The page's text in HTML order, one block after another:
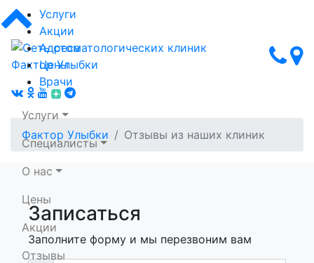
Сеть стоматологических клиник Фактор Улыбки
Услуги
Акции
Адреса
Цены
Врачи
Услуги
Специалисты
О нас
Цены
Акции
Отзывы
Фактор Улыбки Отзывы из наших клиник
Записаться
Заполните форму и мы перезвоним вам